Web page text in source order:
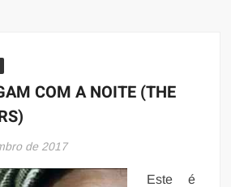
COM A NOITE (THE
de 2017
Este é